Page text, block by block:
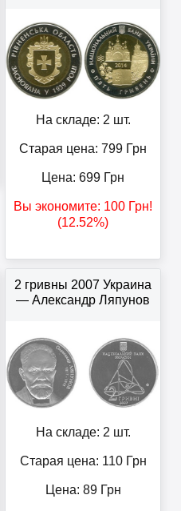
На складе: 2 шт.
Старая цена: 799 Грн
Цена: 699 Грн
Вы экономите: 100 Грн!
(12.52%)
2 гривны 2007 Украина
— Александр Ляпунов
На складе: 2 шт.
Старая цена: 110Грн
Цена: 89Грн